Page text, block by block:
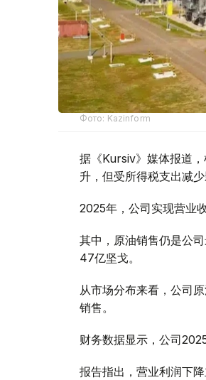
Фото: Kazinform
据《Kursiv》媒体报道
升，但受所得税支出减
2025年，公司实现营业
其中，原油销售仍是公
47亿坚戈。
从市场分布来看，公司
销售。
财务数据显示，公司
报告指出，营业利润下